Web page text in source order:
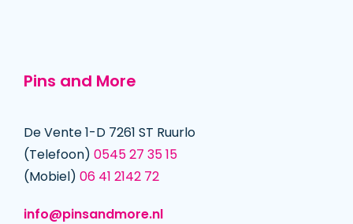
Pins and More
De Vente 1-D 7261 ST Ruurlo
(Telefoon) 0545 27 35 15
(Mobiel) 06 41 2142 72
info@pinsandmore.nl